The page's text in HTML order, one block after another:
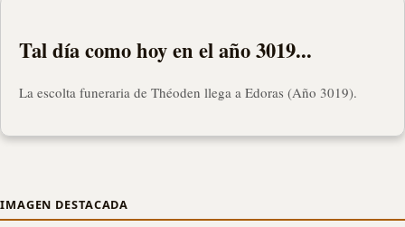
Tal día como hoy en el año 3019...
La escolta funeraria de Théoden llega a Edoras (Año 3019).
IMAGEN DESTACADA